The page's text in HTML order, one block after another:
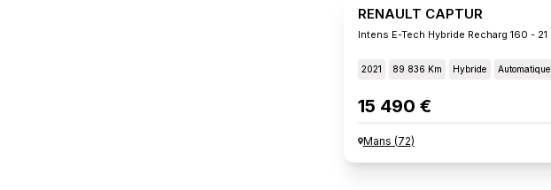
RENAULT CAPTUR
Intens E-Tech Hybride Recharg 160 - 21
2021 89 836 Km Hybride Automatique
15 490 €
Mans (72)